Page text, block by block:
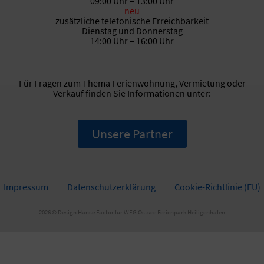
neu
zusätzliche telefonische Erreichbarkeit
Dienstag und Donnerstag
14:00 Uhr – 16:00 Uhr
Für Fragen zum Thema Ferienwohnung, Vermietung oder
Verkauf finden Sie Informationen unter:
Unsere Partner
Impressum Datenschutzerklärung Cookie-Richtlinie (EU)
2026 © Design Hanse Factor für WEG Ostsee Ferienpark Heiligenhafen